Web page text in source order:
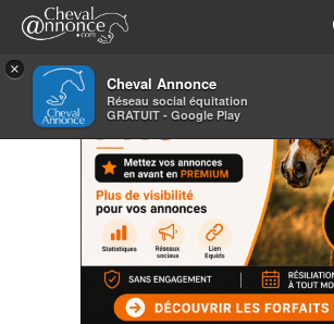
×
Cheval Annonce
Réseau social équitation
GRATUIT - Google Play